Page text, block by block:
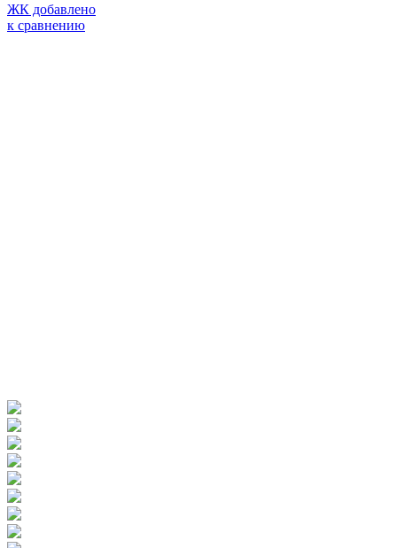
ЖК добавлено
к сравнению